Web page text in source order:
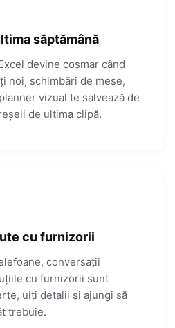
săptămână
devine coșmar când
noi, schimbări de mese,
vizual te salvează de
de ultima clipă.
cu furnizorii
conversații
cu furnizorii sunt
uiți detalii și ajungi să
trebuie.